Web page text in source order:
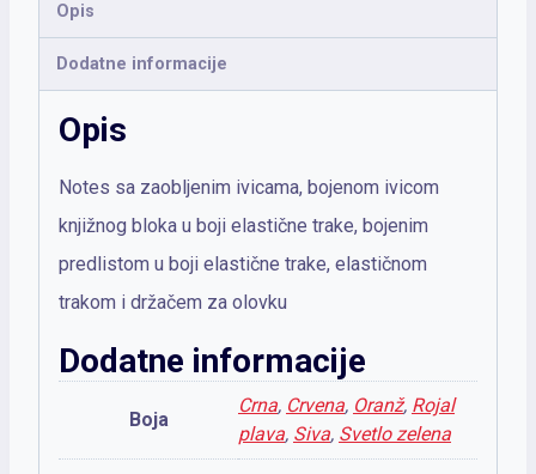
Opis
Dodatne informacije
Opis
Notes sa zaobljenim ivicama, bojenom ivicom
knjižnog bloka u boji elastične trake, bojenim
predlistom u boji elastične trake, elastičnom
trakom i držačem za olovku
Dodatne informacije
Boja
Crna, Crvena, Oranž, Rojal
plava, Siva, Svetlo zelena